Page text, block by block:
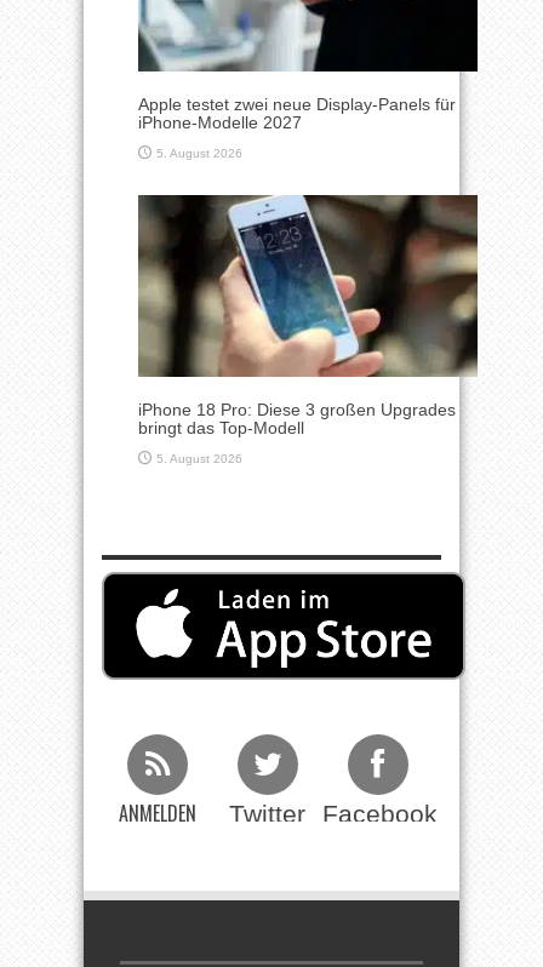
Apple testet zwei neue Display-Panels für
iPhone-Modelle 2027
5. August 2026
iPhone 18 Pro: Diese 3 großen Upgrades
bringt das Top-Modell
5. August 2026
ANMELDEN Twitter Facebook